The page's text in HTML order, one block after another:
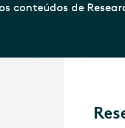
conteúdos de